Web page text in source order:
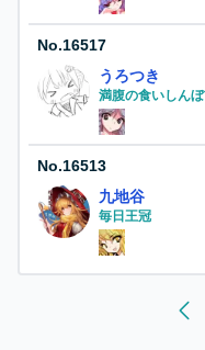
No.16517
うろつき
満腹の食いしんぼ
No.16513
九地谷
毎日王冠